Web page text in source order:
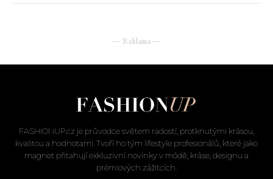
― Reklama ―
FASHIONUP.cz je průvodce světem radostí, protknutými krásou,
kvalitou a hodnotami. Tvoří ho tým lifestyle profesionálů, které jako
magnet přitahují exkluzivní novinky v módě, kráse, designu a
prémiových zážitcích.